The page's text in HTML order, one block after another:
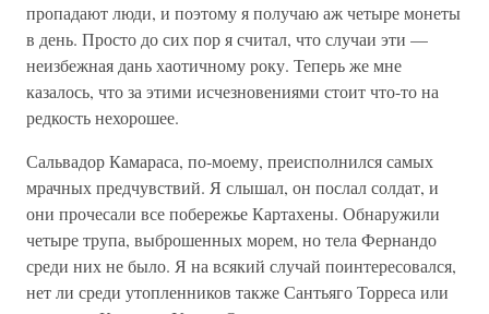
пропадают люди, и поэтому я получаю аж четыре монеты
в день. Просто до сих пор я считал, что случаи эти —
неизбежная дань хаотичному року. Теперь же мне
казалось, что за этими исчезновениями стоит что-то на
редкость нехорошее.
Сальвадор Камараса, по-моему, преисполнился самых
мрачных предчувствий. Я слышал, он послал солдат, и
они прочесали все побережье Картахены. Обнаружили
четыре трупа, выброшенных морем, но тела Фернандо
среди них не было. Я на всякий случай поинтересовался,
нет ли среди утопленников также Сантьяго Торреса или